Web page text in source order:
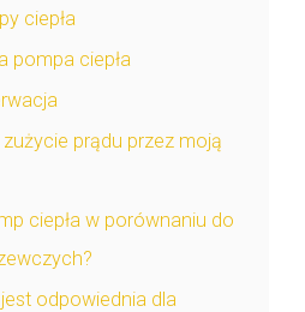
ciepła
pompa ciepła
prądu przez moją
ciepła w porównaniu do
odpowiednia dla